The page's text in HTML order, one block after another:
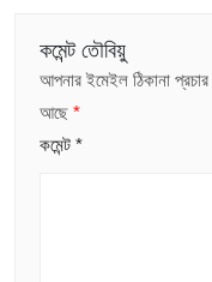
কমেন্ট তৌবিয়ু
আপনার ইমেইল ঠিকানা প্রচার
আছে *
কমেন্ট *